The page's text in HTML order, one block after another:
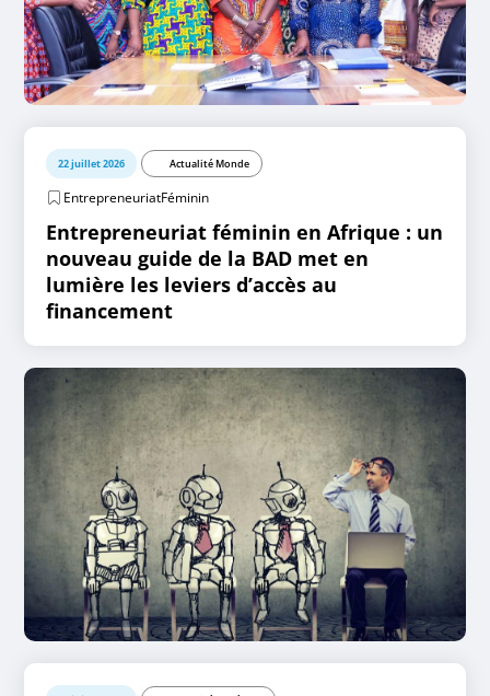
22 juillet 2026 Actualité Monde
EntrepreneuriatFéminin
Entrepreneuriat féminin en Afrique : un
nouveau guide de la BAD met en
lumière les leviers d’accès au
financement